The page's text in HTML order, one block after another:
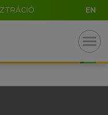
EN
menu